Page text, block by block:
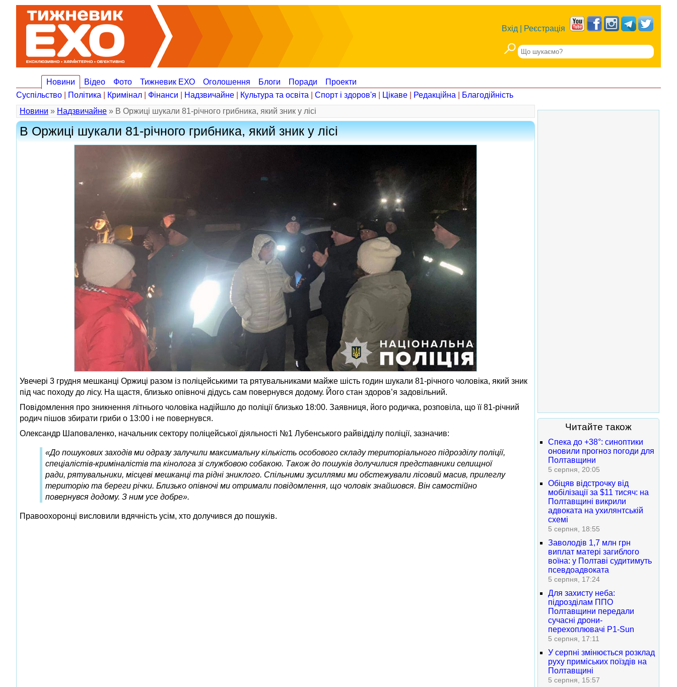
Вхід Реєстрація
Новини Відео Фото Тижневик ЕХО Оголошення Блоги Поради
Проекти
Суспільство
Політика Кримінал Фінанси Надзвичайне Культура та освіта Спорт і здоров'я Цікаве Редакційна
Благодійність
Новини » Надзвичайне » В Оржиці шукали 81-річного грибника, який зник у лісі
В Оржиці шукали 81-річного грибника, який зник у лісі
Увечері 3 грудня мешканці Оржиці разом із поліцейськими та рятувальниками майже шість годин шукали 81-річного чоловіка, який зник
під час походу до лісу. На щастя, близько опівночі дідусь сам повернувся додому. Його стан здоров’я задовільний.
Повідомлення про зникнення літнього чоловіка надійшло до поліції близько 18:00. Заявниця, його родичка, розповіла, що її 81-річний
родич пішов збирати гриби о 13:00 і не повернувся.
Олександр Шаповаленко, начальник сектору поліцейської діяльності №1 Лубенського райвідділу поліції, зазначив:
«До пошукових заходів ми одразу залучили максимальну кількість особового складу територіального підрозділу поліції,
спеціалістів-криміналістів та кінолога зі службовою собакою. Також до пошуків долучилися представники селищної
ради, рятувальники, місцеві мешканці та рідні зниклого. Спільними зусиллями ми обстежували лісовий масив, прилеглу
територію та береги річки. Близько опівночі ми отримали повідомлення, що чоловік знайшовся. Він самостійно
повернувся додому. З ним усе добре».
Правоохоронці висловили вдячність усім, хто долучився до пошуків.
Читайте також
Спека до +38°: синоптики
оновили прогноз погоди для
Полтавщини
5 серпня, 20:05
Обіцяв відстрочку від
мобілізації за $11 тисяч: на
Полтавщині викрили
адвоката на ухилянтській
схемі
5 серпня, 18:55
Заволодів 1,7 млн грн
виплат матері загиблого
воїна: у Полтаві судитимуть
псевдоадвоката
5 серпня, 17:24
Для захисту неба:
підрозділам ППО
Полтавщини передали
сучасні дрони-
перехоплювачі P1-Sun
5 серпня, 17:11
У серпні змінюється розклад
руху приміських поїздів на
Полтавщині
5 серпня, 15:57